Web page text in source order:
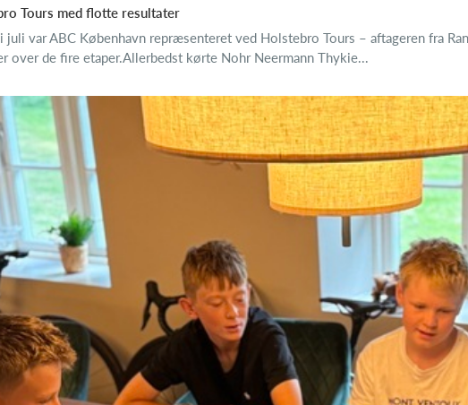
Tours med flotte resultater
juli var ABC København repræsenteret ved Holstebro Tours – aftageren fra
over de fire etaper.Allerbedst kørte Nohr Neermann Thykie...